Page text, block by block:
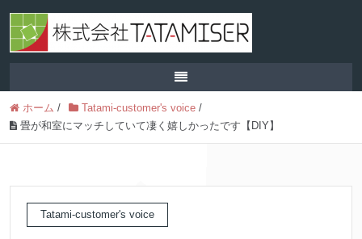
ホーム / Tatami-customer's voice /
畳が和室にマッチしていて凄く嬉しかったです【DIY】
Tatami-customer's voice